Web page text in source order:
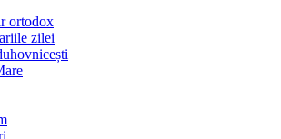
ortodox
zilei